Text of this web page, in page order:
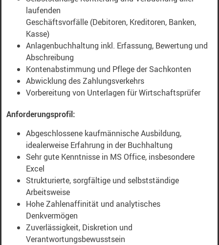
laufenden
Geschäftsvorfälle (Debitoren, Kreditoren, Banken,
Kasse)
Anlagenbuchhaltung inkl. Erfassung, Bewertung und
Abschreibung
Kontenabstimmung und Pflege der Sachkonten
Abwicklung des Zahlungsverkehrs
Vorbereitung von Unterlagen für Wirtschaftsprüfer
Anforderungsprofil:
Abgeschlossene kaufmännische Ausbildung,
idealerweise Erfahrung in der Buchhaltung
Sehr gute Kenntnisse in MS Office, insbesondere
Excel
Strukturierte, sorgfältige und selbstständige
Arbeitsweise
Hohe Zahlenaffinität und analytisches
Denkvermögen
Zuverlässigkeit, Diskretion und
Verantwortungsbewusstsein